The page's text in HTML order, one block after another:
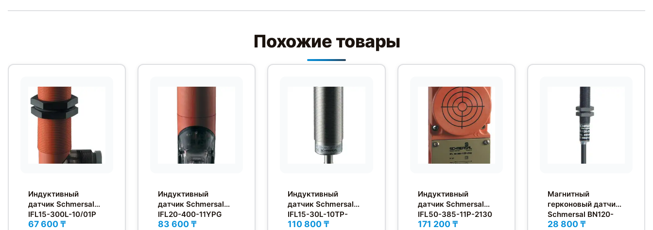
Похожие товары
Индуктивный
датчик Schmersal
IFL15-300L-10/01P
67 600 ₸
Индуктивный
датчик Schmersal
IFL20-400-11YPG
83 600 ₸
Индуктивный
датчик Schmersal
IFL15-30L-10TP-
2130
110 800 ₸
Индуктивный
датчик Schmersal
IFL50-385-11P-2130
171 200 ₸
Магнитный
герконовый датчик
Schmersal BN120-
RZ/V
28 800 ₸